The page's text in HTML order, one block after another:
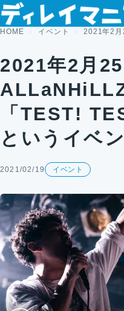
コンテンツへスキップ
HOME イベント 2021年2
2021年2月
「TEST!
というイベ
2021/02/19 イベント